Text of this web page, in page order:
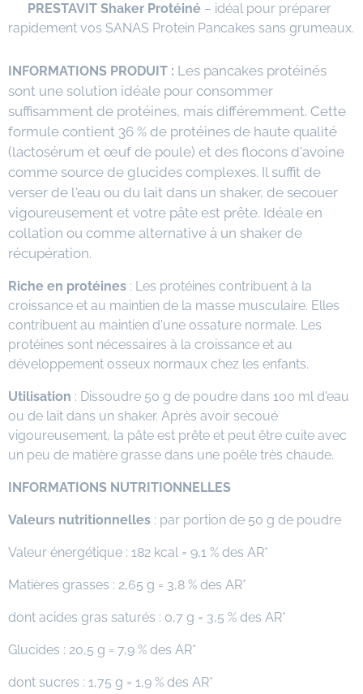
PRESTAVIT Shaker Protéiné – idéal pour préparer
rapidement vos SANAS Protein Pancakes sans grumeaux.
INFORMATIONS PRODUIT : Les pancakes protéinés
sont une solution idéale pour consommer
suffisamment de protéines, mais différemment. Cette
formule contient 36 % de protéines de haute qualité
(lactosérum et œuf de poule) et des flocons d'avoine
comme source de glucides complexes. Il suffit de
verser de l'eau ou du lait dans un shaker, de secouer
vigoureusement et votre pâte est prête. Idéale en
collation ou comme alternative à un shaker de
récupération.
Riche en protéines : Les protéines contribuent à la
croissance et au maintien de la masse musculaire. Elles
contribuent au maintien d'une ossature normale. Les
protéines sont nécessaires à la croissance et au
développement osseux normaux chez les enfants.
Utilisation : Dissoudre 50 g de poudre dans 100 ml d'eau
ou de lait dans un shaker. Après avoir secoué
vigoureusement, la pâte est prête et peut être cuite avec
un peu de matière grasse dans une poêle très chaude.
INFORMATIONS NUTRITIONNELLES
Valeurs nutritionnelles : par portion de 50 g de poudre
Valeur énergétique : 182 kcal = 9,1 % des AR*
Matières grasses : 2,65 g = 3,8 % des AR*
dont acides gras saturés : 0,7 g = 3,5 % des AR*
Glucides : 20,5 g = 7,9 % des AR*
dont sucres : 1,75 g = 1,9 % des AR*